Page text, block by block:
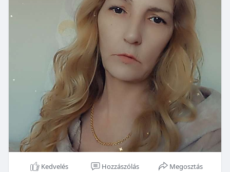
Kedvelés Hozzászólás Megosztás